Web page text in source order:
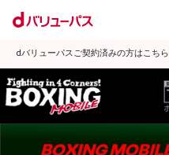
dバリューパスご契約済みの方はこちら